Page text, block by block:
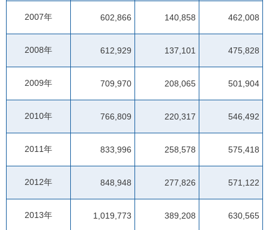
2007年 602,866 140,858 462,008
2008年 612,929 137,101 475,828
2009年 709,970 208,065 501,904
2010年 766,809 220,317 546,492
2011年 833,996 258,578 575,418
2012年 848,948 277,826 571,122
2013年 1,019,773 389,208 630,565